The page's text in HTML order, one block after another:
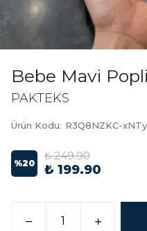
Bebe Mavi
PAKTEKS
Ürün Kodu: R3Q8NZKC-xNTy
%20
₺ 249.90
₺ 199.90